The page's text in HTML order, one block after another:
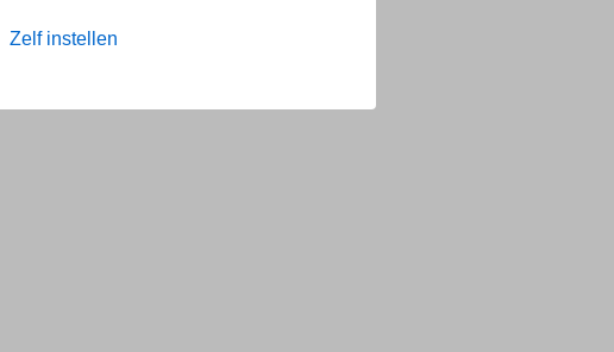
Zelf instellen